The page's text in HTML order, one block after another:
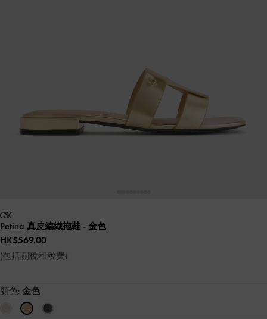
Petina 真皮編織拖鞋 - 金色
HK$569.00
(包括關稅和稅費)
顏色: 金色